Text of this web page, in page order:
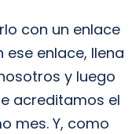
con un enlace
ese enlace, llena
y luego
acreditamos el
mes. Y, como